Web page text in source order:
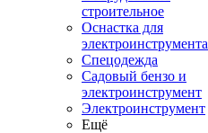
строительное
Оснастка для
электроинструмента
Спецодежда
Садовый бензо и
электроинструмент
Электроинструмент
Ещё